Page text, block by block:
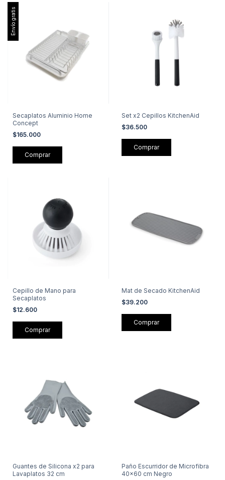
Envío gratis
Secaplatos Aluminio Home
Concept
$165.000
Set x2 Cepillos KitchenAid
$36.500
Cepillo de Mano para
Secaplatos
$12.600
Mat de Secado KitchenAid
$39.200
Guantes de Silicona x2 para
Lavaplatos 32 cm
Paño Escurridor de Microfibra
40x60 cm Negro